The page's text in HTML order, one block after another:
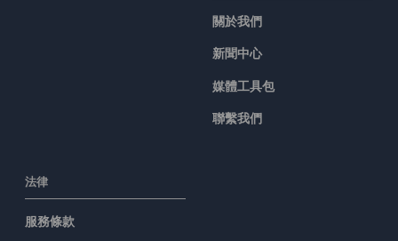
關於我們
新聞中心
媒體工具包
聯繫我們
法律
服務條款